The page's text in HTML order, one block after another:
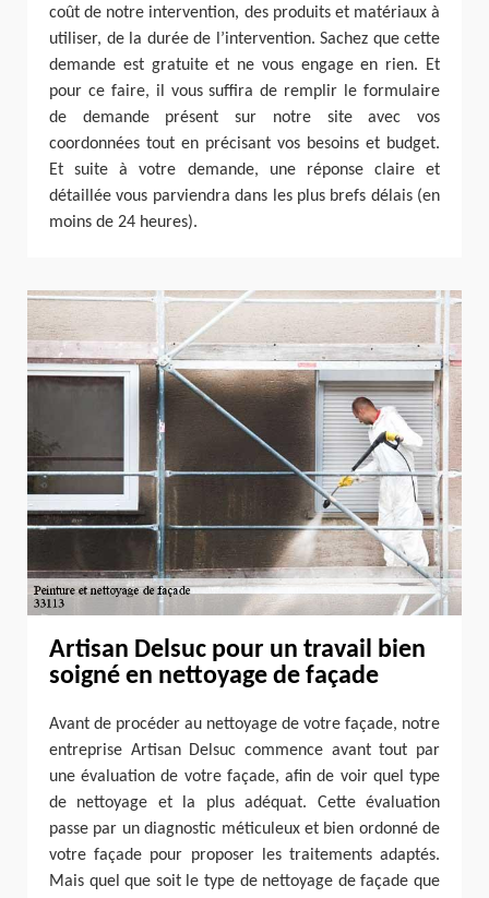
coût de notre intervention, des produits et matériaux à
utiliser, de la durée de l’intervention. Sachez que cette
demande est gratuite et ne vous engage en rien. Et
pour ce faire, il vous suffira de remplir le formulaire
de demande présent sur notre site avec vos
coordonnées tout en précisant vos besoins et budget.
Et suite à votre demande, une réponse claire et
détaillée vous parviendra dans les plus brefs délais (en
moins de 24 heures).
Artisan Delsuc pour un travail bien
soigné en nettoyage de façade
Avant de procéder au nettoyage de votre façade, notre
entreprise Artisan Delsuc commence avant tout par
une évaluation de votre façade, afin de voir quel type
de nettoyage et la plus adéquat. Cette évaluation
passe par un diagnostic méticuleux et bien ordonné de
votre façade pour proposer les traitements adaptés.
Mais quel que soit le type de nettoyage de façade que